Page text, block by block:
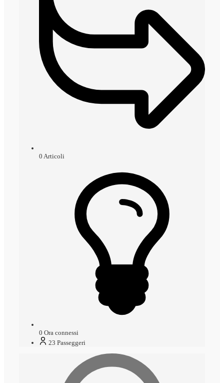
0 Articoli
0 Ora connessi
23 Passeggeri